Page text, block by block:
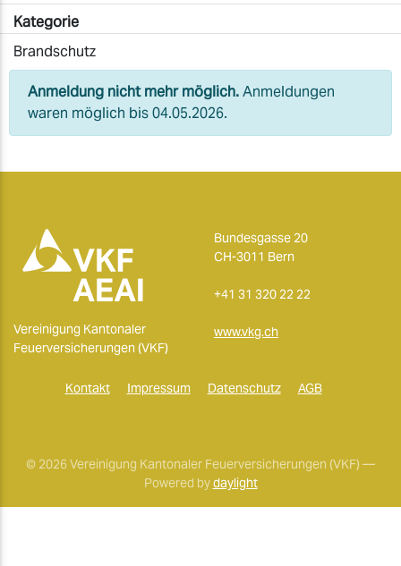
Kategorie
Brandschutz
Anmeldung nicht mehr möglich.Anmeldungen
waren möglich bis 04.05.2026.
Vereinigung Kantonaler
Feuerversicherungen (VKF)
Bundesgasse 20
CH-3011 Bern
+41 31 320 22 22
www.vkg.ch
Kontakt Impressum Datenschutz AGB
© 2026 Vereinigung Kantonaler Feuerversicherungen (VKF) —
Powered bydaylight